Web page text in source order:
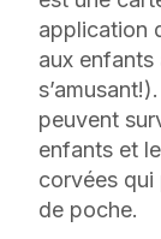
application
aux enfants
peuvent
enfants et
corvées qui
de poche.